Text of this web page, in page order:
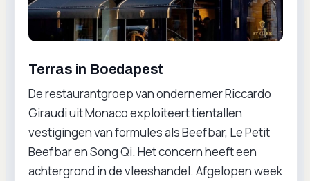
Terras in Boedapest
De restaurantgroep van ondernemer Riccardo
Giraudi uit Monaco exploiteert tientallen
vestigingen van formules als Beefbar, Le Petit
Beefbar en Song Qi. Het concern heeft een
achtergrond in de vleeshandel. Afgelopen week